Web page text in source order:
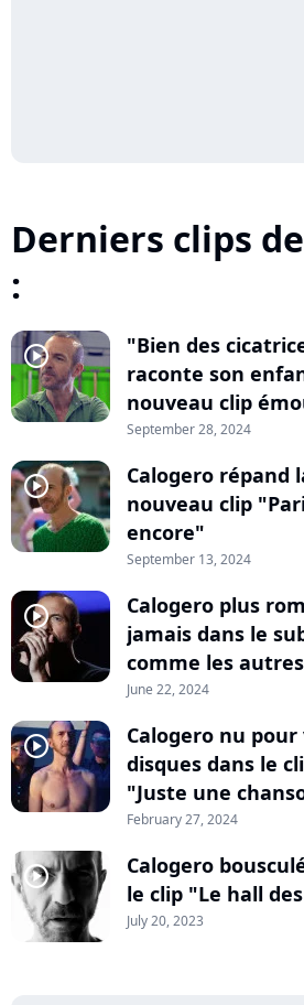
Derniers clips
:
player2
"Bien des
raconte son
nouveau clip
September 28, 2024
player2
Calogero répand
nouveau clip
encore"
September 13, 2024
player2
Calogero plus
jamais dans le
comme les
June 22, 2024
player2
Calogero nu
disques dans le
"Juste une
February 27, 2024
player2
Calogero
le clip "Le hall
July 20, 2023